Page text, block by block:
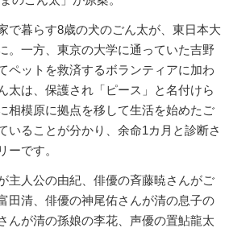
で暮らす8歳の犬のごん太が、東日本大
。一方、東京の大学に通っていた吉野
ペットを救済するボランティアに加わ
太は、保護され「ピース」と名付けら
相模原に拠点を移して生活を始めたご
いることが分かり、余命1カ月と診断さ
です。
主人公の由紀、俳優の斉藤暁さんがご
田清、俳優の神尾佑さんが清の息子の
んが清の孫娘の李花、声優の置鮎龍太